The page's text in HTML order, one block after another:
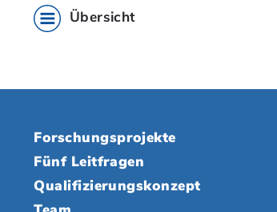
Übersicht
Forschungsprojekte
Fünf Leitfragen
Qualifizierungskonzept